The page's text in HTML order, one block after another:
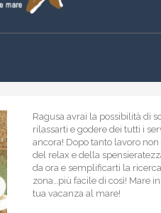
Ragusa avrai la possibilità di
rilassarti e godere dei tutti i
ancora! Dopo tanto lavoro
del relax e della
da ora e semplificarti la
zona…più facile di così! Mare
tua vacanza al mare!